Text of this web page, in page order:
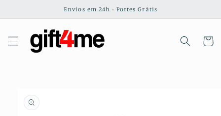
conteúdo
Envios em 24h - Portes Grátis
informação
do produto